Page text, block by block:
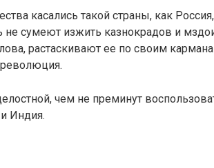
касались такой страны, как
не сумеют изжить казнокрадов и
растаскивают ее по своим
чем не преминут
Индия.